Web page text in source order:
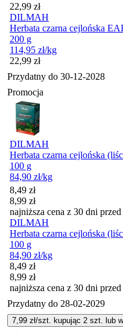
Cena
22,99 zł
DILMAH
Herbata czarna cejlońska
200 g
114,95 zł/kg
Cena
22,99 zł
Przydatny do 30-12-2028
Promocja
DILMAH
Herbata czarna cejlońska
100 g
84,90 zł/kg
Cena promocyjna
8,49 zł
8,99 zł
najniższa cena z 30 dni
DILMAH
Herbata czarna cejlońska
100 g
84,90 zł/kg
Cena promocyjna
8,49 zł
8,99 zł
najniższa cena z 30 dni
Przydatny do 28-02-2029
7,99 zł/szt. kupując 2 szt. lub